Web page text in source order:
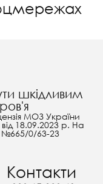
шкідливим
МОЗ України
18.09.2023 р. На
№665/0/63-23
Контакти